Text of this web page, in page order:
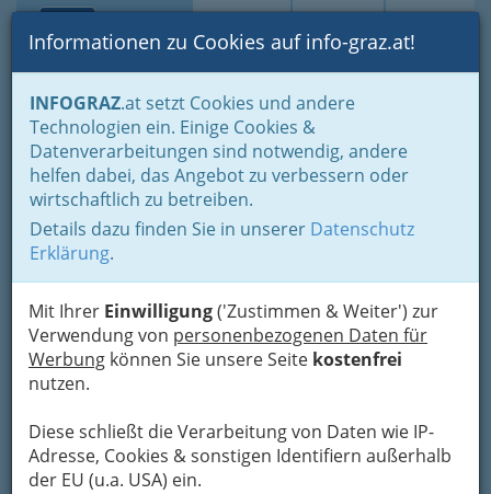
Suche Login Toggle
Informationen zu Cookies auf info-graz.at!
INFOGRAZ.at setzt Cookies und andere
Technologien ein. Einige Cookies &
Datenverarbeitungen sind notwendig, andere
helfen dabei, das Angebot zu verbessern oder
wirtschaftlich zu betreiben.
Details dazu finden Sie in unserer Datenschutz
Erklärung.
Mit Ihrer Einwilligung('Zustimmen & Weiter') zur
Verwendung von personenbezogenen Daten für
Werbung können Sie unsere Seite kostenfrei
nutzen.
Diese schließt die Verarbeitung von Daten wie IP-
Adresse, Cookies & sonstigen Identifiern außerhalb
der EU (u.a. USA) ein.
Home Branchen
Gastronomie - regional und international
Internationale Küche
Internationale Restaurants,
Küche - viele Länder der
Welt sind in Graz und
Umgebung vertreten